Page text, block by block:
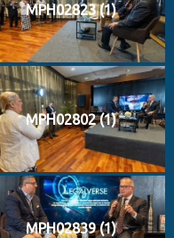
MPH02823 (1)
MPH02802 (1)
MPH02839 (1)